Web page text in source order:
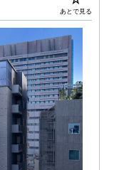
あとで見る